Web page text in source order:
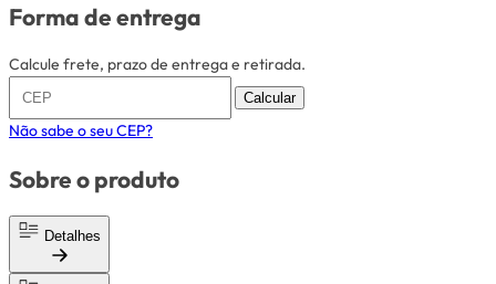
Forma de entrega
Calcule frete, prazo de entrega e retirada.
Calcular
Não sabe o seu CEP?
Sobre o produto
Detalhes